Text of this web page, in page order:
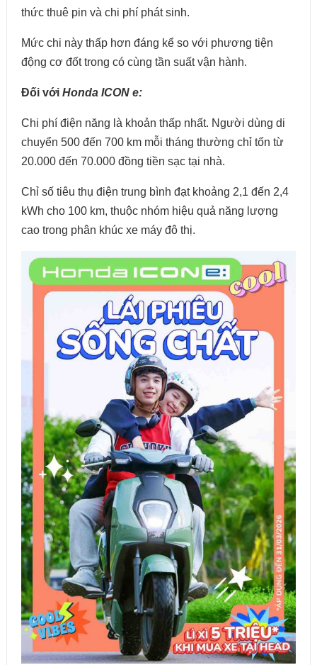
thức thuê pin và chi phí phát sinh.
Mức chi này thấp hơn đáng kể so với phương tiện
động cơ đốt trong có cùng tần suất vận hành.
Đối với Honda ICON e:
Chi phí điện năng là khoản thấp nhất. Người dùng di
chuyển 500 đến 700 km mỗi tháng thường chỉ tốn từ
20.000 đến 70.000 đồng tiền sạc tại nhà.
Chỉ số tiêu thụ điện trung bình đạt khoảng 2,1 đến 2,4
kWh cho 100 km, thuộc nhóm hiệu quả năng lượng
cao trong phân khúc xe máy đô thị.